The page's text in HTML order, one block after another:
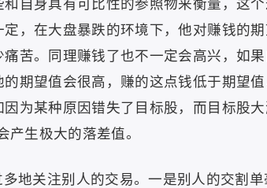
和自身具有可比性的参照物来衡量，这
定，在大盘暴跌的环境下，他对赚钱的
痛苦。同理赚钱了也不一定会高兴，如
的期望值会很高，赚的这点钱低于期望
因为某种原因错失了目标股，而目标股
产生极大的落差值。
多地关注别人的交易。一是别人的交割